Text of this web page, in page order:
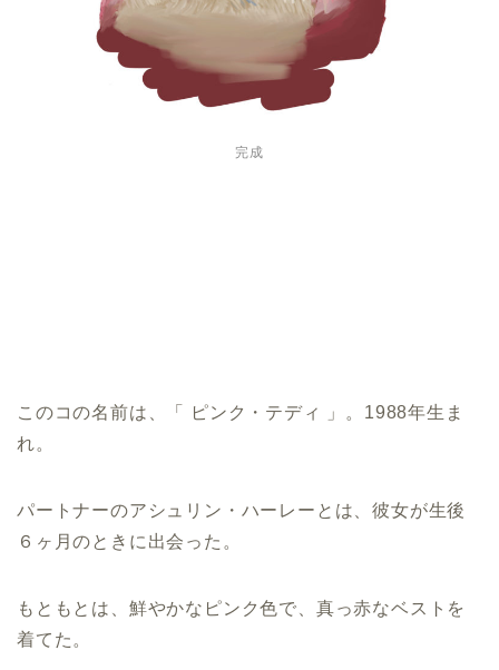
完成
このコの名前は、「 ピンク・テディ 」。1988年生ま
れ。
パートナーのアシュリン・ハーレーとは、彼女が生後
６ヶ月のときに出会った。
もともとは、鮮やかなピンク色で、真っ赤なベストを
着てた。